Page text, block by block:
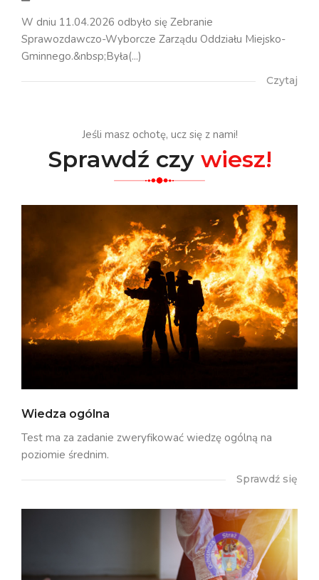
W dniu 11.04.2026 odbyło się Zebranie
Sprawozdawczo-Wyborcze Zarządu Oddziału Miejsko-
Gminnego.&nbsp;Była(...)
Czytaj
Jeśli masz ochotę, ucz się z nami!
Sprawdź czy wiesz!
Wiedza ogólna
Test ma za zadanie zweryfikować wiedzę ogólną na
poziomie średnim.
Sprawdź się